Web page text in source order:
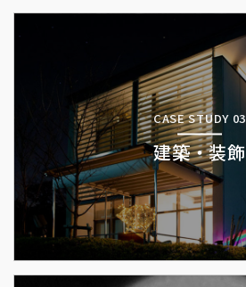
CASE STUDY 03
建築・装飾